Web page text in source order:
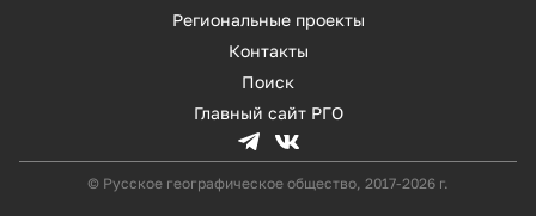
Региональные проекты
Контакты
Поиск
Главный сайт РГО
© Русское географическое общество, 2017-2026 г.